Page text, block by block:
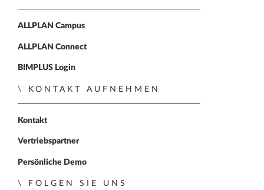
ALLPLAN Campus
ALLPLAN Connect
BIMPLUS Login
KONTAKT AUFNEHMEN
Kontakt
Vertriebspartner
Persönliche Demo
FOLGEN SIE UNS